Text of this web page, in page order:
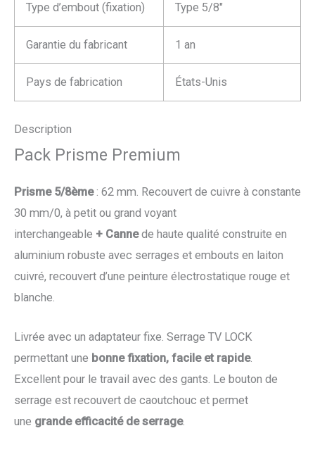
Type d’embout (fixation) Type 5/8″
Garantie du fabricant 1 an
Pays de fabrication États-Unis
Description
Pack Prisme Premium
Prisme 5/8ème: 62 mm. Recouvert de cuivre à constante
30 mm/0, à petit ou grand voyant
interchangeable + Cannede haute qualité construite en
aluminium robuste avec serrages et embouts en laiton
cuivré, recouvert d’une peinture électrostatique rouge et
blanche.
Livrée avec un adaptateur fixe. Serrage TV LOCK
permettant une bonne fixation, facile et rapide.
Excellent pour le travail avec des gants. Le bouton de
serrage est recouvert de caoutchouc et permet
une grande efficacité de serrage.